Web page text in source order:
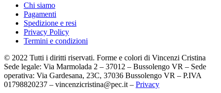
Chi siamo
Pagamenti
Spedizione e resi
Privacy Policy
Termini e condizioni
© 2022 Tutti i diritti riservati. Forme e colori di Vincenzi Cristina
Sede legale: Via Marmolada 2 – 37012 – Bussolengo VR – Sede
operativa: Via Gardesana, 23C, 37036 Bussolengo VR – P.IVA
01798820237 – vincenzicristina@pec.it – Privacy